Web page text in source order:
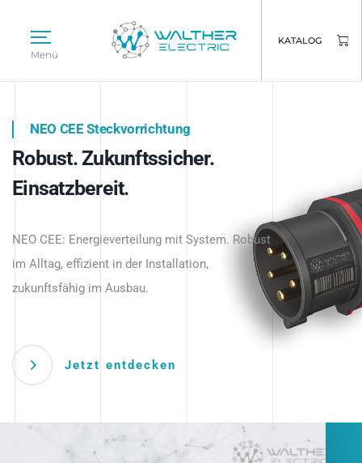
Menü
KATALOG
Intelligente Stromverteilung
beginnt hier.
NEO CEE Steckvorrichtung
Robust. Zukunftssicher.
Einsatzbereit.
NEO CEE: Energieverteilung mit System. Robust
im Alltag, effizient in der Installation,
zukunftsfähig im Ausbau.
Jetzt entdecken
Intelligenz trifft Energie.
Anwendungen – robust, IP-geschützt und
zukunftsfähig.